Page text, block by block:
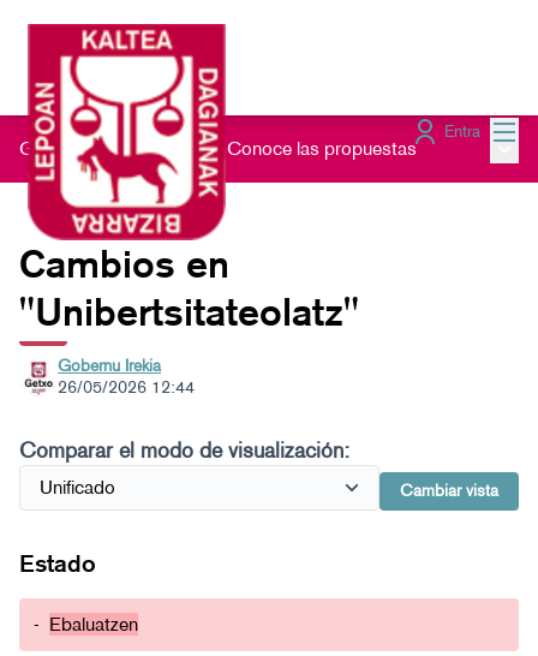
Entra
Gau Beltz Gaztea 2026/ Conoce las propuestas
Cambios en
"Unibertsitateolatz"
Gobernu Irekia
26/05/2026 12:44
Comparar el modo de visualización:
Cambiar vista
Estado
- Ebaluatzen